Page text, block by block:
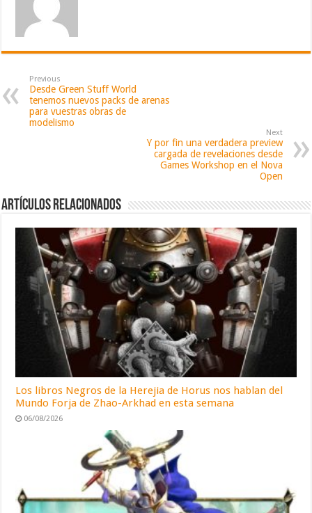
Previous
Desde Green Stuff World
tenemos nuevos packs de arenas
para vuestras obras de
modelismo
Next
Y por fin una verdadera preview
cargada de revelaciones desde
Games Workshop en el Nova
Open
Artículos relacionados
Los libros Negros de la Herejia de Horus nos hablan del
Mundo Forja de Zhao-Arkhad en esta semana
06/08/2026